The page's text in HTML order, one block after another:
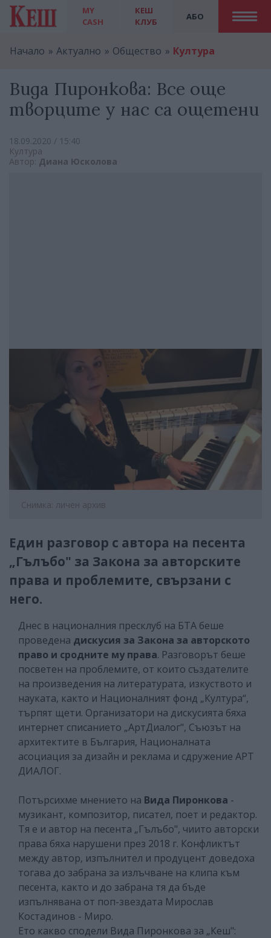
MY
CASH
АБО
КЕШ
КЛУБ
Начало Актуално Общество Култура
Вида Пиронкова: Все още
творците у нас са ощетени
18.09.2020 / 15:40
Култура
Автор: Диана Юсколова
Снимка: личен архив
Един разговор с автора на песента
„Гълъбо" за Закона за авторските
права и проблемите, свързани с
него.
Днес в националния пресклуб на БТА беше
проведена дискусия за Закона за авторското
право и сродните му права. Разговорът беше
посветен на проблемите, от които създателите
на произведения на литературата, изкуството и
науката, както и Националният фонд „Култура“,
търпят щети. Организатори на дискусията бяха
интернет списанието „АртДиалог", Съюзът на
архитектите в България, Националната
асоциация за дизайн и реклама и сдружение АРТ
ДИАЛОГ.
Потърсихме мнението на Вида Пиронкова -
музикант, композитор, писател, поет и редактор.
Тя е и автор на песента „Гълъбо", чиито авторски
права бяха нарушени през 2018 г. Конфликтът
между автор, изпълнител и продуцент доведоха
тогава до забрана за излъчване на клипа към
песента, както и до забрана тя да бъде
изпълнявана от поп-звездата Мирослав
Костадинов - Миро.
Ето какво сподели Вида Пиронкова за „Кеш":